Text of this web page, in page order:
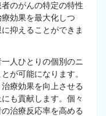
のがんの特定の特性
効果を最大化しつ
抑えることができま
人ひとりの個別のニ
が可能になります。
療効果を向上させる
も貢献します。個々
治療反応率を高める